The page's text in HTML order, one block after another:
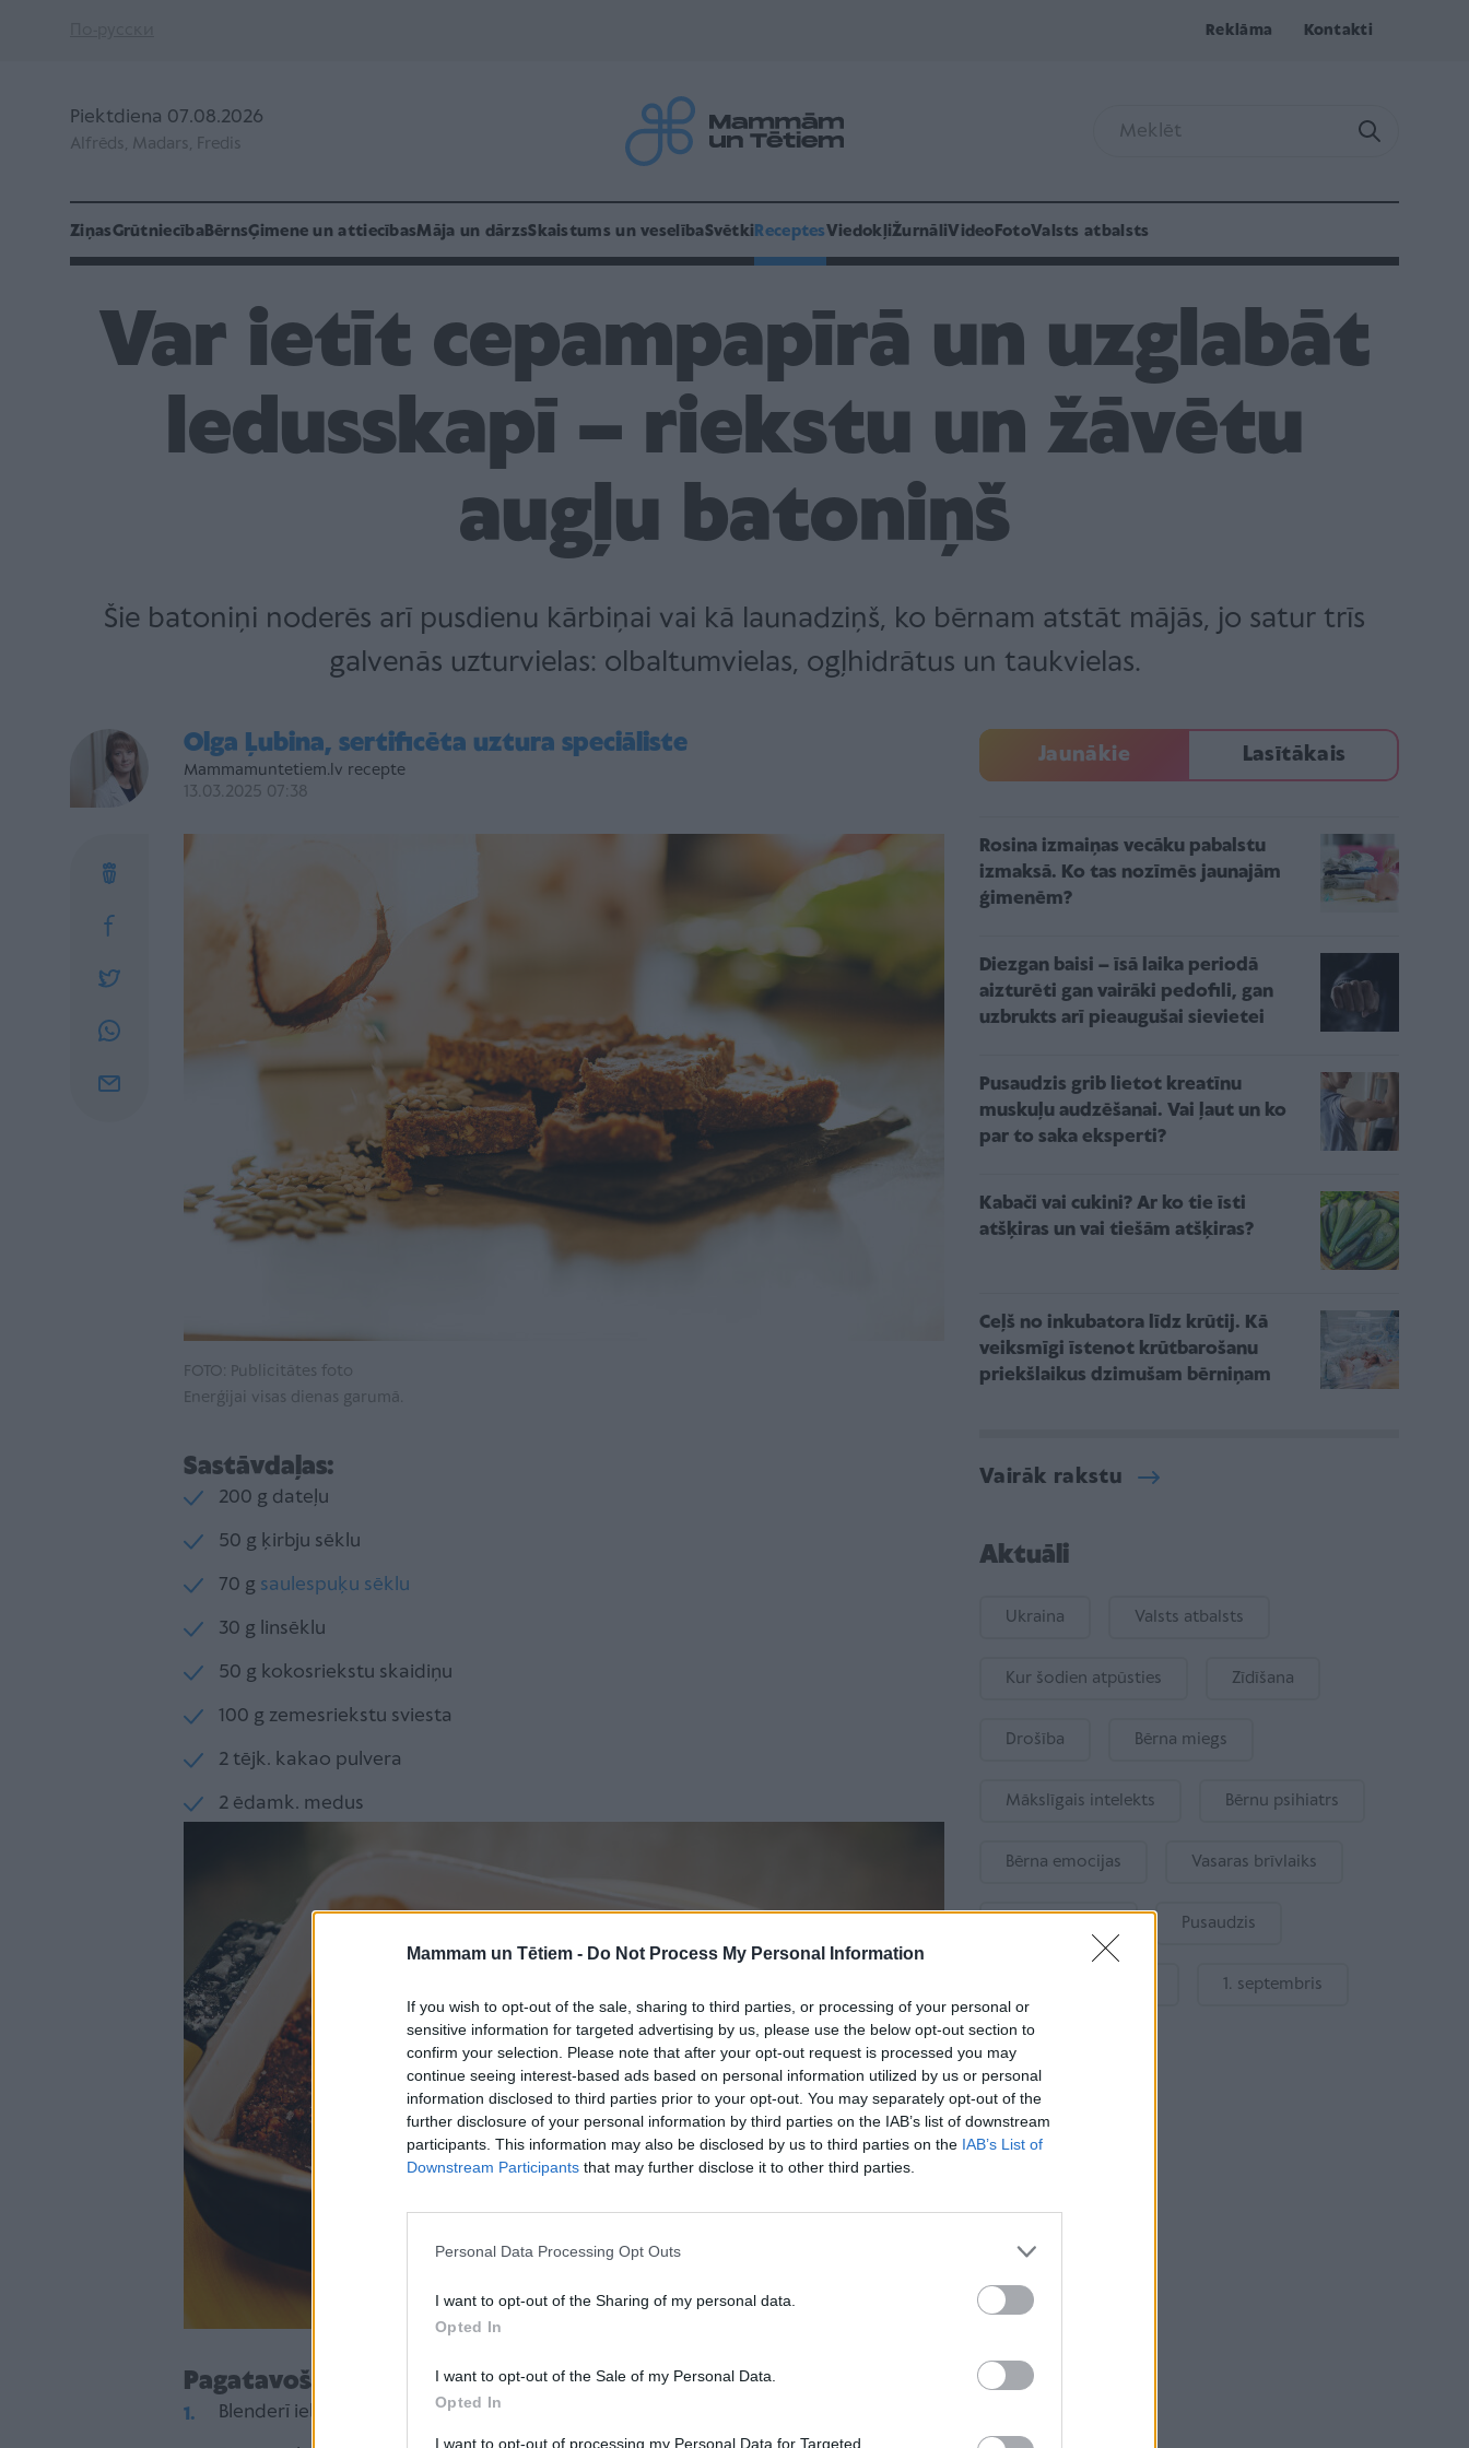
Mammam un Tētiem - Do Not Process My Personal Information
If you wish to opt-out of the sale, sharing to third parties, or processing of your personal or
sensitive information for targeted advertising by us, please use the below opt-out section to
confirm your selection. Please note that after your opt-out request is processed you may
continue seeing interest-based ads based on personal information utilized by us or personal
information disclosed to third parties prior to your opt-out. You may separately opt-out of the
further disclosure of your personal information by third parties on the IAB’s list of downstream
participants. This information may also be disclosed by us to third parties on the IAB’s List of
Downstream Participants that may further disclose it to other third parties.
Personal Data Processing Opt Outs
I want to opt-out of the Sharing of my personal data.
Opted In
I want to opt-out of the Sale of my Personal Data.
Opted In
I want to opt-out of processing my Personal Data for Targeted
Reklāma Kontakti
Piektdiena 07.08.2026
Alfrēds, Madars, Fredis
ZiņasGrūtniecībaBērnsĢimene un attiecībasMāja un dārzsSkaistums un veselībaSvētki ReceptesViedokļiŽurnāliVideo FotoValsts atbalsts
Var ietīt cepampapīrā un uzglabāt
ledusskapī – riekstu un žāvētu
augļu batoniņš
Šie batoniņi noderēs arī pusdienu kārbiņai vai kā launadziņš, ko bērnam atstāt mājās, jo satur trīs
galvenās uzturvielas: olbaltumvielas, ogļhidrātus un taukvielas.
Olga Ļubina, sertificēta uztura speciāliste
Mammamuntetiem.lv recepte
13.03.2025 07:38
FOTO: Publicitātes foto
Enerģijai visas dienas garumā.
Sastāvdaļas:
200 g dateļu
50 g ķirbju sēklu
70 g saulespuķu sēklu
30 g linsēklu
50 g kokosriekstu skaidiņu
100 g zemesriekstu sviesta
2 tējk. kakao pulvera
2 ēdamk. medus
Pagatavošana
Blenderī ieber saulespuķu, ķirbju un linsēklas. Sablendē līdz smalkai konsistencei.
Jaunākie Lasītākais
Rosina izmaiņas vecāku pabalstu
izmaksā. Ko tas nozīmēs jaunajām
ģimenēm?
Diezgan baisi – īsā laika periodā
aizturēti gan vairāki pedofili, gan
uzbrukts arī pieaugušai sievietei
Pusaudzis grib lietot kreatīnu
muskuļu audzēšanai. Vai ļaut un ko
par to saka eksperti?
Kabači vai cukini? Ar ko tie īsti
atšķiras un vai tiešām atšķiras?
Ceļš no inkubatora līdz krūtij. Kā
veiksmīgi īstenot krūtbarošanu
priekšlaikus dzimušam bērniņam
Vairāk rakstu
Aktuāli
Ukraina Valsts atbalsts
Kur šodien atpūsties Zīdīšana
Drošība Bērna miegs
Mākslīgais intelekts Bērnu psihiatrs
Bērna emocijas Vasaras brīvlaiks
Pusaudzis
1. septembris